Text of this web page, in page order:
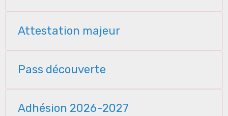
Attestation majeur
Pass découverte
Adhésion 2026-2027